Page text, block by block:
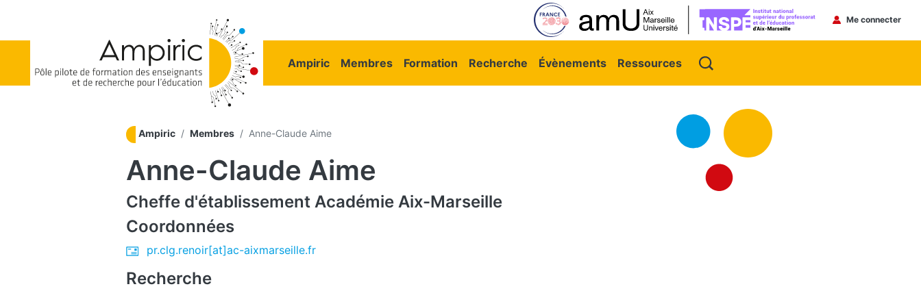
Menu
Me connecter
Navigation principale
Ampiric Membres Formation Recherche Évènements Ressources
Ampiric Membres Anne-Claude Aime
Anne-Claude Aime
Cheffe d'établissement Académie Aix-Marseille
Coordonnées
pr.clg.renoir[at]ac-aixmarseille.fr
Recherche